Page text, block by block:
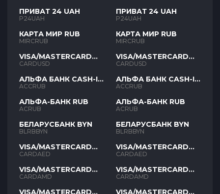
ПРИВАТ 24 UAH
P24UAH
КАРТА МИР RUB
MIRCRUB
VISA/MASTERCARD
USD
CARDUSD
АЛЬФА БАНК CASH-IN
RUB
ACCRUB
АЛЬФА-БАНК RUB
ACRUB
БЕЛАРУСБАНК BYN
BLRBBYN
VISA/MASTERCARD
AED
CARDAED
VISA/MASTERCARD
AMD
CARDAMD
VISA/MASTERCARD
ПРИВАТ 24 UAH
P24UAH
КАРТА МИР RUB
MIRCRUB
VISA/MASTERCARD
USD
CARDUSD
АЛЬФА БАНК CASH-IN
RUB
ACCRUB
АЛЬФА-БАНК RUB
ACRUB
БЕЛАРУСБАНК BYN
BLRBBYN
VISA/MASTERCARD
AED
CARDAED
VISA/MASTERCARD
AMD
CARDAMD
VISA/MASTERCARD